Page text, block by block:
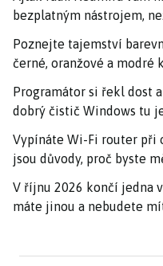
bezplatným nástrojem,
Poznejte tajemství
černé, oranžové a modré
Programátor si řekl dost
dobrý čistič Windows tu
Vypínáte Wi-Fi router při
jsou důvody, proč byste
V říjnu 2026 končí jedna
máte jinou a nebudete